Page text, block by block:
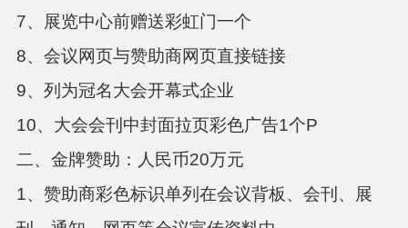
7、展览中心前赠送彩虹门一个
8、会议网页与赞助商网页直接链接
9、列为冠名大会开幕式企业
10、大会会刊中封面拉页彩色广告1个P
二、金牌赞助：人民币20万元
1、赞助商彩色标识单列在会议背板、会刊、展